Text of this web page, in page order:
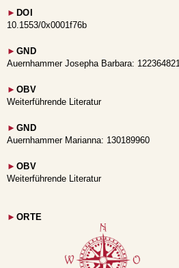
► DOI
10.1553/0x0001f76b
► GND
Auernhammer Josepha Barbara: 122364821
► OBV
Weiterführende Literatur
► GND
Auernhammer Marianna: 130189960
► OBV
Weiterführende Literatur
► ORTE